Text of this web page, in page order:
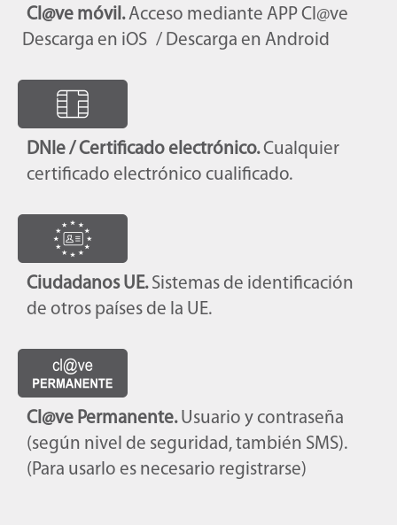
Cl@ve móvil.Acceso mediante APP Cl@ve
Descarga en iOS / Descarga en Android
DNIe / Certificado electrónico.Cualquier
certificado electrónico cualificado.
Ciudadanos UE. Sistemas de identificación
de otros países de la UE.
Cl@ve Permanente. Usuario y contraseña
(según nivel de seguridad, también SMS).
(Para usarlo es necesario registrarse)